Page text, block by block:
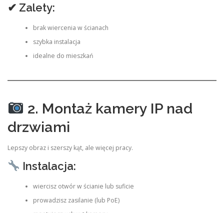
✔ Zalety:
brak wiercenia w ścianach
szybka instalacja
idealne do mieszkań
2. Montaż kamery IP nad
drzwiami
Lepszy obraz i szerszy kąt, ale więcej pracy.
Instalacja:
wiercisz otwór w ścianie lub suficie
prowadzisz zasilanie (lub PoE)